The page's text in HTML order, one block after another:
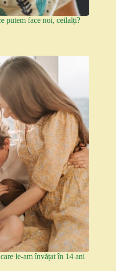
putem face noi, ceilalți?
le-am învățat în 14 ani